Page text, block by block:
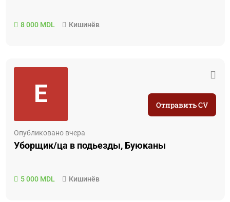
8 000 MDL Кишинёв
E
Опубликовано вчера
Уборщик/ца в подьезды, Буюканы
5 000 MDL Кишинёв
Отправить CV